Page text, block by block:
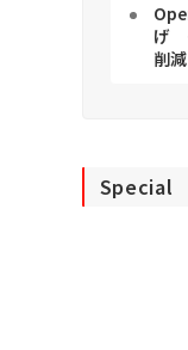
げ
削減
Special